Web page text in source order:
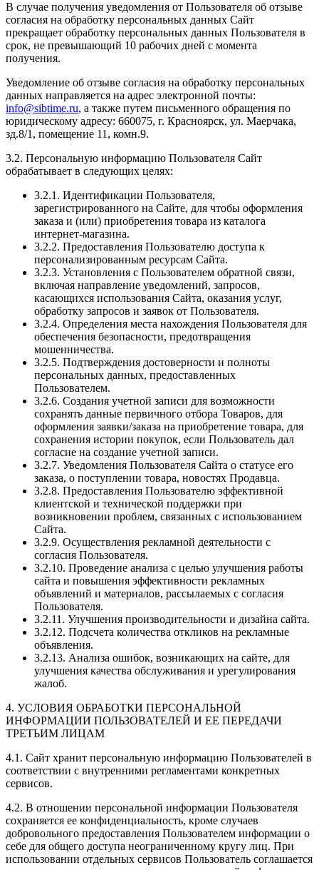
В случае получения уведомления от Пользователя об отзыве
согласия на обработку персональных данных Сайт
прекращает обработку персональных данных Пользователя в
срок, не превышающий 10 рабочих дней с момента
получения.
Уведомление об отзыве согласия на обработку персональных
данных направляется на адрес электронной почты:
info@sibtime.ru, а также путем письменного обращения по
юридическому адресу: 660075, г. Красноярск, ул. Маерчака,
зд.8/1, помещение 11, комн.9.
3.2. Персональную информацию Пользователя Сайт
обрабатывает в следующих целях:
3.2.1. Идентификации Пользователя,
зарегистрированного на Сайте, для чтобы оформления
заказа и (или) приобретения товара из каталога
интернет-магазина.
3.2.2. Предоставления Пользователю доступа к
персонализированным ресурсам Сайта.
3.2.3. Установления с Пользователем обратной связи,
включая направление уведомлений, запросов,
касающихся использования Сайта, оказания услуг,
обработку запросов и заявок от Пользователя.
3.2.4. Определения места нахождения Пользователя для
обеспечения безопасности, предотвращения
мошенничества.
3.2.5. Подтверждения достоверности и полноты
персональных данных, предоставленных
Пользователем.
3.2.6. Создания учетной записи для возможности
сохранять данные первичного отбора Товаров, для
оформления заявки/заказа на приобретение товара, для
сохранения истории покупок, если Пользователь дал
согласие на создание учетной записи.
3.2.7. Уведомления Пользователя Сайта о статусе его
заказа, о поступлении товара, новостях Продавца.
3.2.8. Предоставления Пользователю эффективной
клиентской и технической поддержки при
возникновении проблем, связанных с использованием
Сайта.
3.2.9. Осуществления рекламной деятельности с
согласия Пользователя.
3.2.10. Проведение анализа с целью улучшения работы
сайта и повышения эффективности рекламных
объявлений и материалов, рассылаемых с согласия
Пользователя.
3.2.11. Улучшения производительности и дизайна сайта.
3.2.12. Подсчета количества откликов на рекламные
объявления.
3.2.13. Анализа ошибок, возникающих на сайте, для
улучшения качества обслуживания и урегулирования
жалоб.
4. УСЛОВИЯ ОБРАБОТКИ ПЕРСОНАЛЬНОЙ
ИНФОРМАЦИИ ПОЛЬЗОВАТЕЛЕЙ И ЕЕ ПЕРЕДАЧИ
ТРЕТЬИМ ЛИЦАМ
4.1. Сайт хранит персональную информацию Пользователей в
соответствии с внутренними регламентами конкретных
сервисов.
4.2. В отношении персональной информации Пользователя
сохраняется ее конфиденциальность, кроме случаев
добровольного предоставления Пользователем информации о
себе для общего доступа неограниченному кругу лиц. При
использовании отдельных сервисов Пользователь соглашается